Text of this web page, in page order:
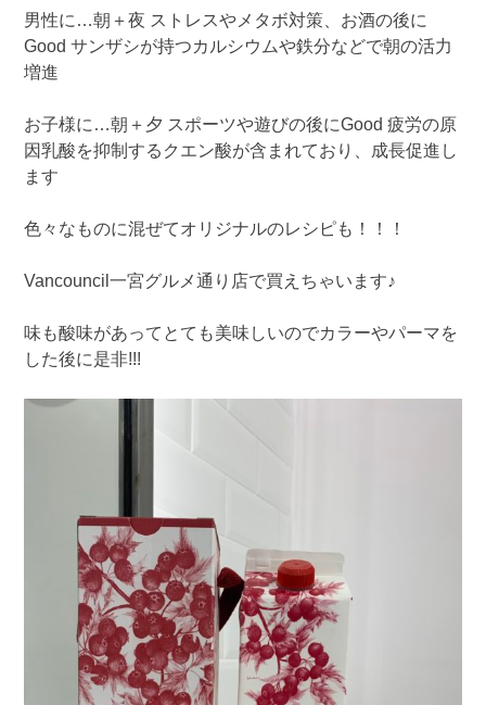
男性に…朝＋夜 ストレスやメタボ対策、お酒の後に
Good サンザシが持つカルシウムや鉄分などで朝の活力
増進
お子様に…朝＋夕 スポーツや遊びの後にGood 疲労の原
因乳酸を抑制するクエン酸が含まれており、成長促進し
ます
色々なものに混ぜてオリジナルのレシピも！！！
Vancouncil一宮グルメ通り店で買えちゃいます♪
味も酸味があってとても美味しいのでカラーやパーマを
した後に是非!!!